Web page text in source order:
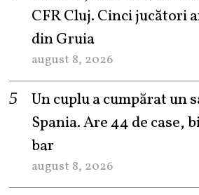
CFR Cluj. Cinci jucători
din Gruia
august 8, 2026
Un cuplu a cumpărat un
Spania. Are 44 de case,
bar
august 8, 2026